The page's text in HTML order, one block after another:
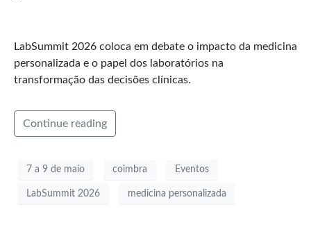
LabSummit 2026 coloca em debate o impacto da medicina
personalizada e o papel dos laboratórios na
transformação das decisões clínicas.
Continue reading
7 a 9 de maio coimbra Eventos
LabSummit 2026 medicina personalizada